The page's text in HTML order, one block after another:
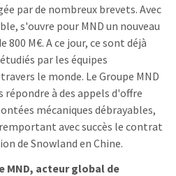
par de nombreux brevets. Avec
s'ouvre pour MND un nouveau
M€. A ce jour, ce sont déjà
par les équipes
le monde. Le Groupe MND
à des appels d'offre
mécaniques débrayables,
avec succès le contrat
de Snowland en Chine.
MND, acteur global de